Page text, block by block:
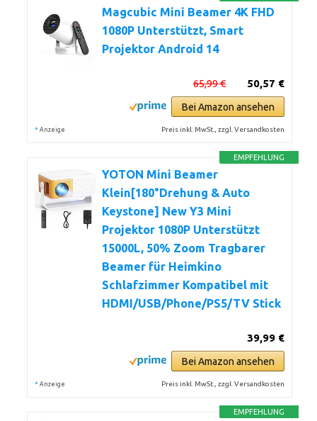
Magcubic Mini Beamer 4K FHD
1080P Unterstützt, Smart
Projektor Android 14
50,57 €
65,99 €
Bei Amazon ansehen
* Anzeige Preis inkl. MwSt., zzgl. Versandkosten
EMPFEHLUNG
YOTON Mini Beamer
Klein[180°Drehung & Auto
Keystone] New Y3 Mini
Projektor 1080P Unterstützt
15000L, 50% Zoom Tragbarer
Beamer für Heimkino
Schlafzimmer Kompatibel mit
HDMI/USB/Phone/PS5/TV Stick
39,99 €
Bei Amazon ansehen
* Anzeige Preis inkl. MwSt., zzgl. Versandkosten
EMPFEHLUNG